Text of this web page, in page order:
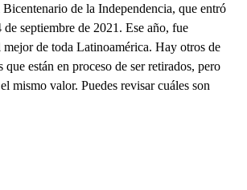
de la Independencia, que entró
septiembre de 2021. Ese año, fue
mejor de toda Latinoamérica. Hay otros de
que están en proceso de ser retirados, pero
mismo valor. Puedes revisar cuáles son